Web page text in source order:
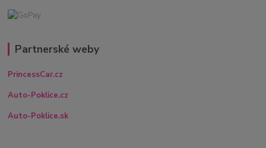
Partnerské weby
PrincessCar.cz
Auto-Poklice.cz
Auto-Poklice.sk